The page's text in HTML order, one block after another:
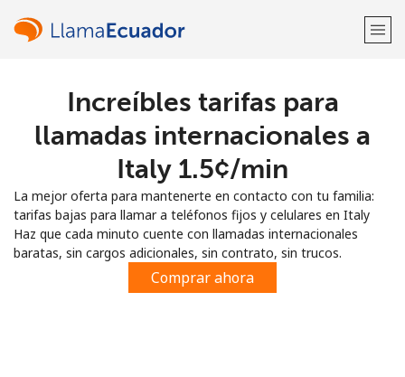
¡Bienvenido!
Regístrate con
Increíbles tarifas para
llamadas internacionales a
Italy ⁦1.5¢⁩/min
La mejor oferta para mantenerte en contacto con tu familia:
tarifas bajas para llamar a teléfonos fijos y celulares en Italy
Haz que cada minuto cuente con llamadas internacionales
baratas, sin cargos adicionales, sin contrato, sin trucos.
Comprar ahora